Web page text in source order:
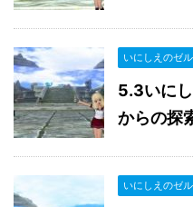
いにしえのゼ
5.3いに
からの探
いにしえのゼ